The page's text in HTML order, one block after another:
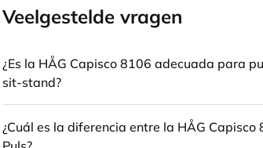
Veelgestelde vragen
¿Es la HÅG Capisco 8106 adecuada para
sit-stand?
¿Cuál es la diferencia entre la HÅG Capisco